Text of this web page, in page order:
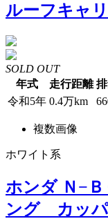
ルーフキャ
SOLD OUT
年式
走行距離
令和5年 0.4万km
複数画像
ホワイト系
ホンダ Ｎ−
ング カッ